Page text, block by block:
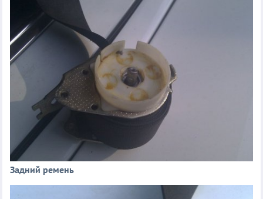
Задний ремень